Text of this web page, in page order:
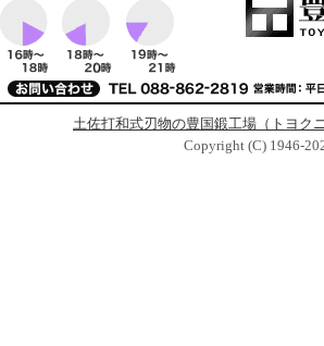
土佐打和式刃物の豊国鍛工場（トヨク
Copyright (C) 1946-